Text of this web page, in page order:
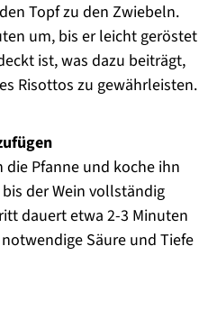
Topf zu den Zwiebeln.
um, bis er leicht geröstet
ist, was dazu beiträgt,
Risottos zu gewährleisten.
die Pfanne und koche ihn
der Wein vollständig
dauert etwa 2-3 Minuten
Säure und Tiefe